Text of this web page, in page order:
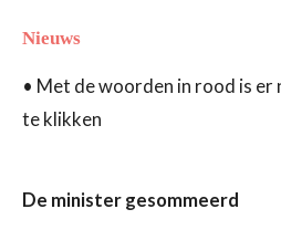
Nieuws
• Met de woorden in rood is
te klikken
De minister gesommeerd